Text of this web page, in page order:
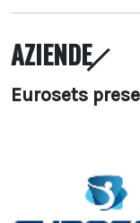
AZIENDE
Eurosets